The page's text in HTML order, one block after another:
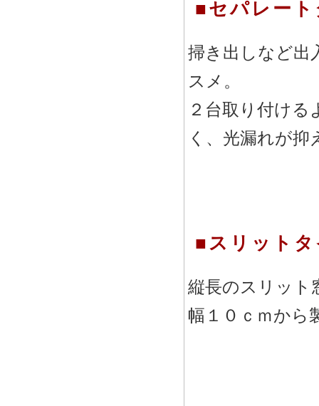
■セパレー
掃き出しなど出
スメ。
２台取り付ける
く、光漏れが抑
■スリット
縦長のスリット
幅１０ｃｍから